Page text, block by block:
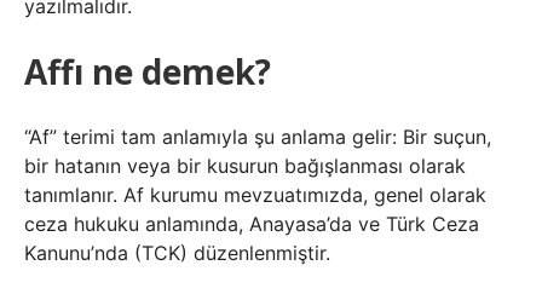
yazılmalıdır.
Affı ne demek?
“Af” terimi tam anlamıyla şu anlama gelir: Bir suçun,
bir hatanın veya bir kusurun bağışlanması olarak
tanımlanır. Af kurumu mevzuatımızda, genel olarak
ceza hukuku anlamında, Anayasa’da ve Türk Ceza
Kanunu’nda (TCK) düzenlenmiştir.